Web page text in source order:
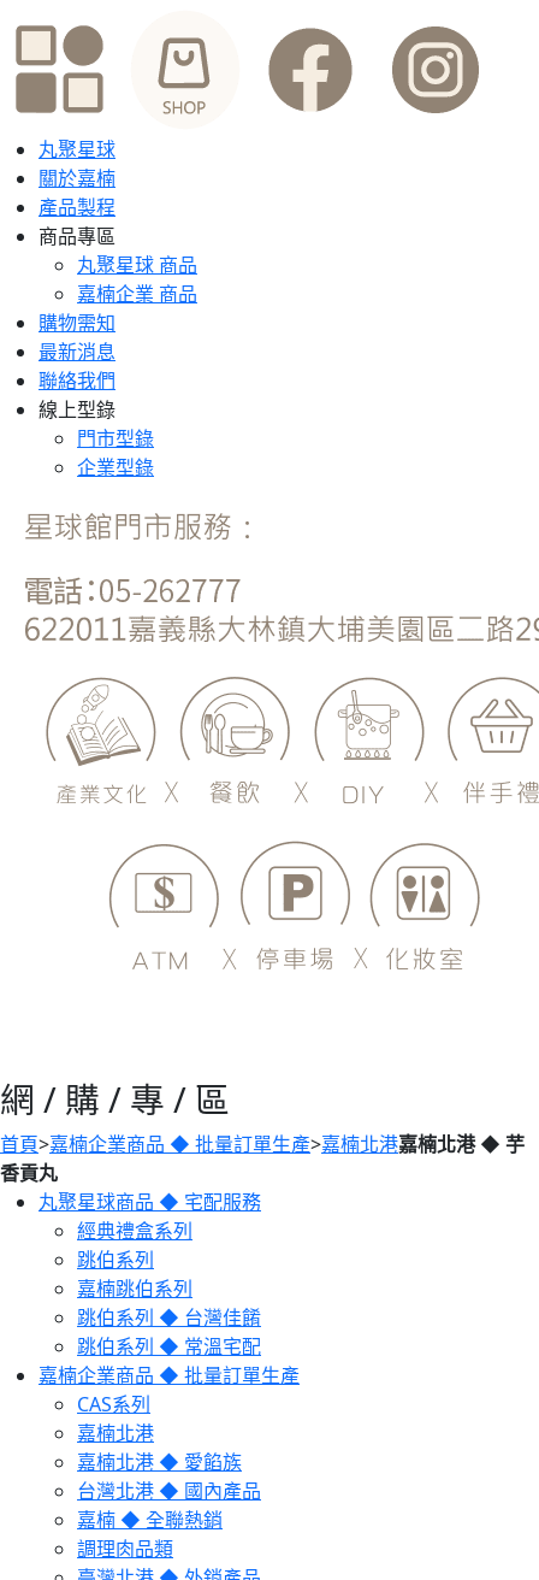
丸聚星球
關於嘉楠
產品製程
商品專區
丸聚星球 商品
嘉楠企業 商品
購物需知
最新消息
聯絡我們
線上型錄
門市型錄
企業型錄
網 / 購 / 專 / 區
首頁>嘉楠企業商品 ◆ 批量訂單生產>嘉楠北港嘉楠北港 ◆ 芋
香貢丸
丸聚星球商品 ◆ 宅配服務
經典禮盒系列
跳伯系列
嘉楠跳伯系列
跳伯系列 ◆ 台灣佳餚
跳伯系列 ◆ 常溫宅配
嘉楠企業商品 ◆ 批量訂單生產
CAS系列
嘉楠北港
嘉楠北港 ◆ 愛餡族
台灣北港 ◆ 國內產品
嘉楠 ◆ 全聯熱銷
調理肉品類